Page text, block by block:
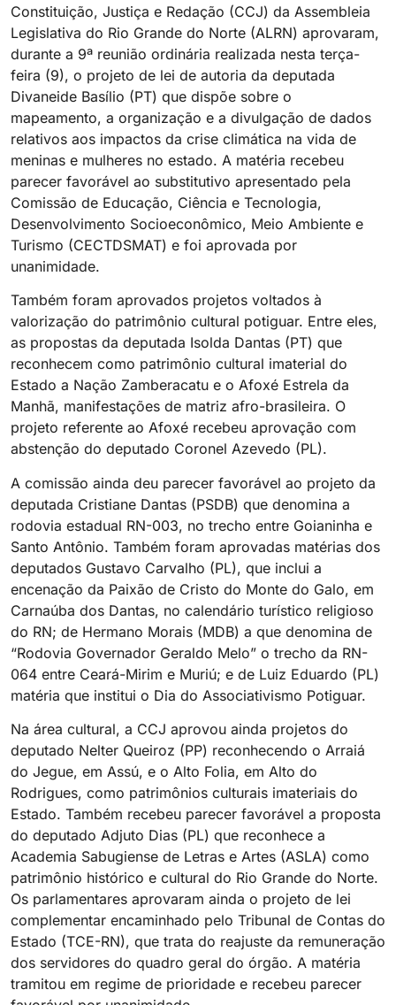
Constituição, Justiça e Redação (CCJ) da Assembleia
Legislativa do Rio Grande do Norte (ALRN) aprovaram,
durante a 9ª reunião ordinária realizada nesta terça-
feira (9), o projeto de lei de autoria da deputada
Divaneide Basílio (PT) que dispõe sobre o
mapeamento, a organização e a divulgação de dados
relativos aos impactos da crise climática na vida de
meninas e mulheres no estado. A matéria recebeu
parecer favorável ao substitutivo apresentado pela
Comissão de Educação, Ciência e Tecnologia,
Desenvolvimento Socioeconômico, Meio Ambiente e
Turismo (CECTDSMAT) e foi aprovada por
unanimidade.
Também foram aprovados projetos voltados à
valorização do patrimônio cultural potiguar. Entre eles,
as propostas da deputada Isolda Dantas (PT) que
reconhecem como patrimônio cultural imaterial do
Estado a Nação Zamberacatu e o Afoxé Estrela da
Manhã, manifestações de matriz afro-brasileira. O
projeto referente ao Afoxé recebeu aprovação com
abstenção do deputado Coronel Azevedo (PL).
A comissão ainda deu parecer favorável ao projeto da
deputada Cristiane Dantas (PSDB) que denomina a
rodovia estadual RN-003, no trecho entre Goianinha e
Santo Antônio. Também foram aprovadas matérias dos
deputados Gustavo Carvalho (PL), que inclui a
encenação da Paixão de Cristo do Monte do Galo, em
Carnaúba dos Dantas, no calendário turístico religioso
do RN; de Hermano Morais (MDB) a que denomina de
“Rodovia Governador Geraldo Melo” o trecho da RN-
064 entre Ceará-Mirim e Muriú; e de Luiz Eduardo (PL)
matéria que institui o Dia do Associativismo Potiguar.
Na área cultural, a CCJ aprovou ainda projetos do
deputado Nelter Queiroz (PP) reconhecendo o Arraiá
do Jegue, em Assú, e o Alto Folia, em Alto do
Rodrigues, como patrimônios culturais imateriais do
Estado. Também recebeu parecer favorável a proposta
do deputado Adjuto Dias (PL) que reconhece a
Academia Sabugiense de Letras e Artes (ASLA) como
patrimônio histórico e cultural do Rio Grande do Norte.
Os parlamentares aprovaram ainda o projeto de lei
complementar encaminhado pelo Tribunal de Contas do
Estado (TCE-RN), que trata do reajuste da remuneração
dos servidores do quadro geral do órgão. A matéria
tramitou em regime de prioridade e recebeu parecer